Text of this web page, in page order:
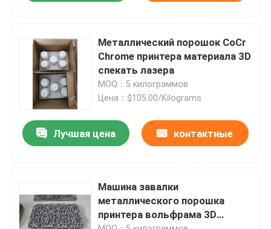
контактные данные
Новости
Все случаи
Принтер металла 3D лазера
Зубоврачебный принтер металла 3D
Металлический порошок CoCr
Chrome принтера материала 3D
спекать лазера
MOQ：5 килограммов
Цена：$105.00/Kilograms
Лучшая цена контактные
Машина завалки
металлического порошка
принтера вольфрама 3D